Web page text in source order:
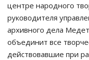
Язык
Русский
центре народного
руководителя
архивного дела
объединит все
действовавшие при